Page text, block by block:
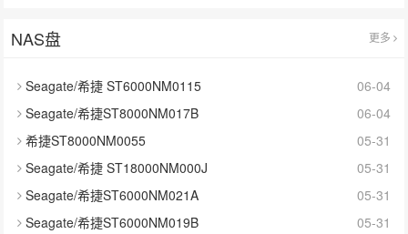
NAS盘 更多
Seagate/希捷 ST6000NM0115
06-04
Seagate/希捷ST8000NM017B
06-04
希捷ST8000NM0055
05-31
Seagate/希捷 ST18000NM000J
05-31
Seagate/希捷ST6000NM021A
05-31
Seagate/希捷ST6000NM019B
05-31